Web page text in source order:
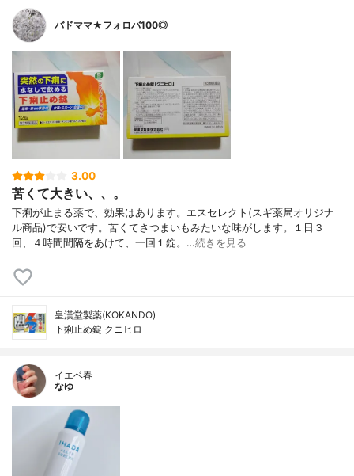
バドママ★フォロバ100◎
3.00
苦くて大きい、、。
下痢が止まる薬で、効果はあります。エスセレクト(スギ薬局オリジナ
ル商品)で安いです。苦くてさつまいもみたいな味がします。１日３
回、４時間間隔をあけて、一回１錠。…続きを見る
皇漢堂製薬(KOKANDO)
下痢止め錠 クニヒロ
イエベ春
なゆ